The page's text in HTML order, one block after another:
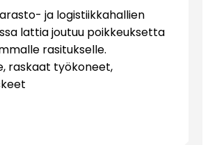
ja logistiikkahallien
lattia joutuu poikkeuksetta
rasitukselle.
raskaat työkoneet,